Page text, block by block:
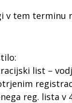
v tem terminu
list –
reg. lista v